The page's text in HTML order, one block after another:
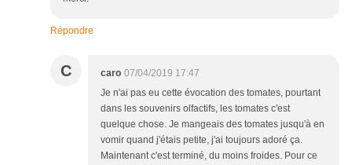
Répondre
C caro 07/04/2019 17:47
Je n'ai pas eu cette évocation des tomates, pourtant
dans les souvenirs olfactifs, les tomates c'est
quelque chose. Je mangeais des tomates jusqu'à en
vomir quand j'étais petite, j'ai toujours adoré ça.
Maintenant c'est terminé, du moins froides. Pour ce